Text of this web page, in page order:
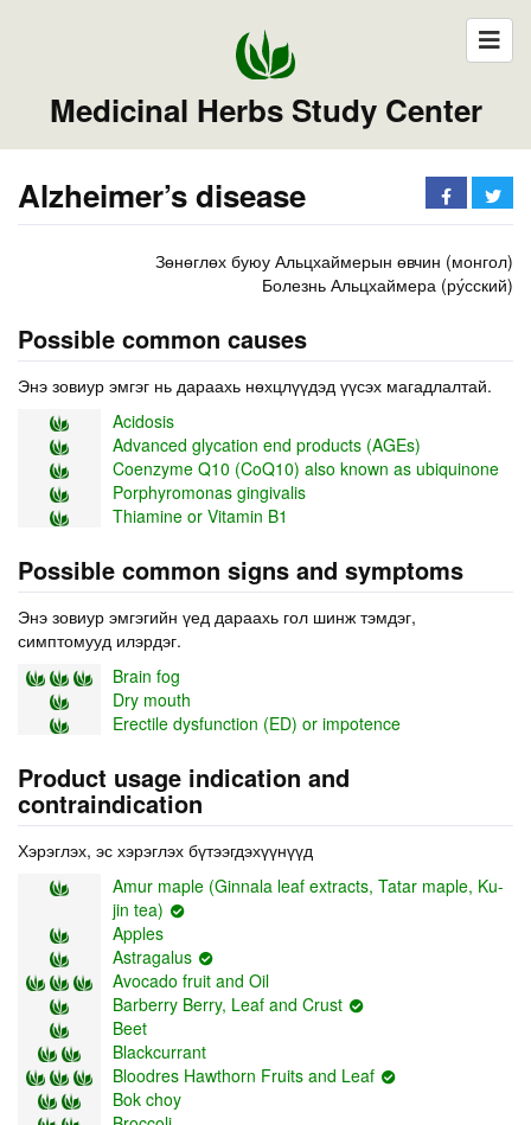
Medicinal Herbs Study Center
Alzheimer’s disease
Зөнөглөх буюу Альцхаймерын өвчин (монгол)
Болезнь Альцхаймера (ру́сский)
Possible common causes
Энэ зовиур эмгэг нь дараахь нөхцлүүдэд үүсэх магадлалтай.
Acidosis
Advanced glycation end products (AGEs)
Coenzyme Q10 (CoQ10) also known as ubiquinone
Porphyromonas gingivalis
Thiamine or Vitamin B1
Possible common signs and symptoms
Энэ зовиур эмгэгийн үед дараахь гол шинж тэмдэг,
симптомууд илэрдэг.
Brain fog
Dry mouth
Erectile dysfunction (ED) or impotence
Product usage indication and
contraindication
Хэрэглэх, эс хэрэглэх бүтээгдэхүүнүүд
Amur maple (Ginnala leaf extracts, Tatar maple, Ku-
jin tea)
Apples
Astragalus
Avocado fruit and Oil
Barberry Berry, Leaf and Crust
Beet
Blackcurrant
Bloodres Hawthorn Fruits and Leaf
Bok choy